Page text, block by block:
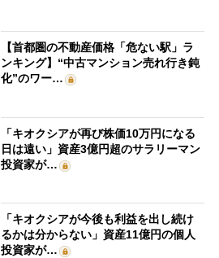
【首都圏の不動産価格「危ない駅」ラ
ンキング】“中古マンション売れ行き鈍
化”のワー…
「キオクシアが再び株価10万円になる
日は遠い」資産3億円超のサラリーマン
投資家が…
「キオクシアが今後も利益を出し続け
るかは分からない」資産11億円の個人
投資家が…